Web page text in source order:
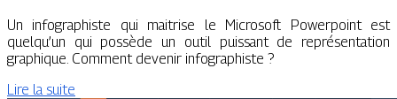
Un infographiste qui maitrise le Microsoft Powerpoint est
quelqu’un qui possède un outil puissant de représentation
graphique. Comment devenir infographiste ?
Lire la suite